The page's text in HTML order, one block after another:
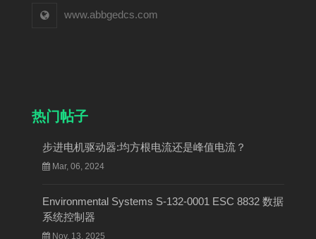
www.abbgedcs.com
热门帖子
步进电机驱动器:均方根电流还是峰值电流？
Mar, 06, 2024
Environmental Systems S-132-0001 ESC 8832 数据
系统控制器
Nov, 13, 2025